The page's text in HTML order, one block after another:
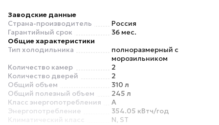
Заводские данные
Страна-производитель
Россия
Гарантийный срок
36 мес.
Общие характеристики
Тип холодильника
полноразмерный с
морозильником
Количество камер
2
Количество дверей
2
Общий объем
310 л
Общий полезный объем
245 л
Класс энергопотребления
A
Энергопотребление
354.05 кВтч/год
Климатический класс
N, ST